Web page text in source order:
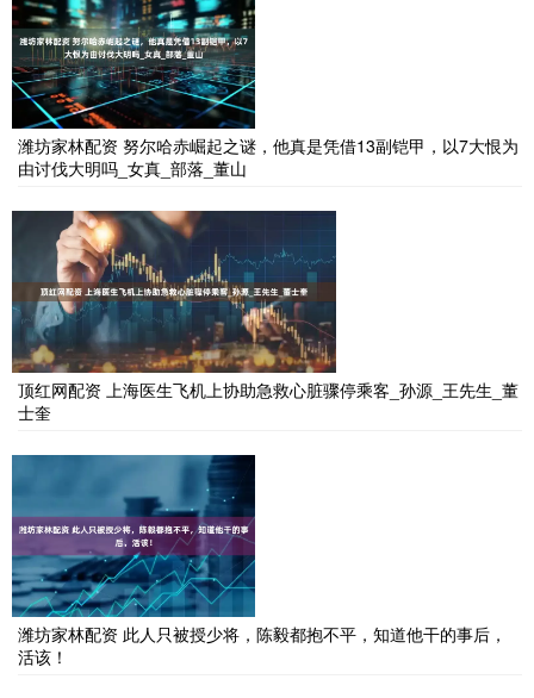
潍坊家林配资 努尔哈赤崛起之谜，他真是凭借13副铠甲，以7大恨为
由讨伐大明吗_女真_部落_董山
顶红网配资 上海医生飞机上协助急救心脏骤停乘客_孙源_王先生_董
士奎
潍坊家林配资 此人只被授少将，陈毅都抱不平，知道他干的事后，
活该！